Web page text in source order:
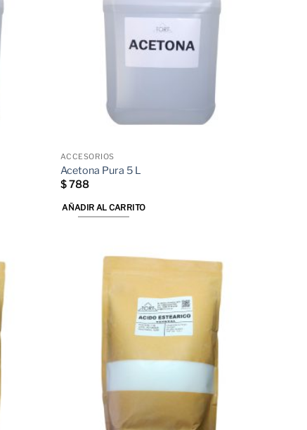
ACCESORIOS
Acetona Pura 5 L
$788
AÑADIR AL CARRITO